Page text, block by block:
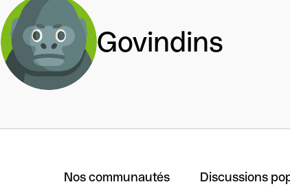
Govindins
Nos communautés Discussions